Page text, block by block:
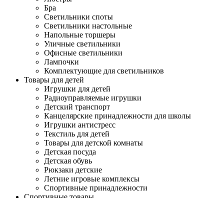
Бра
Светильники споты
Светильники настольные
Напольные торшеры
Уличные светильники
Офисные светильники
Лампочки
Комплектующие для светильников
Товары для детей
Игрушки для детей
Радиоуправляемые игрушки
Детский транспорт
Канцелярские принадлежности для школы
Игрушки антистресс
Текстиль для детей
Товары для детской комнаты
Детская посуда
Детская обувь
Рюкзаки детские
Летние игровые комплексы
Спортивные принадлежности